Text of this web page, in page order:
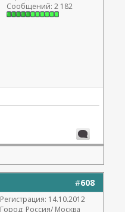
Сообщений: 2 182
#608
Регистрация: 14.10.2012
Город: Россия/ Москва